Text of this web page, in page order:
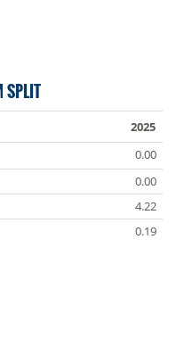
SPLIT
2025
0.00
0.00
4.22
0.19